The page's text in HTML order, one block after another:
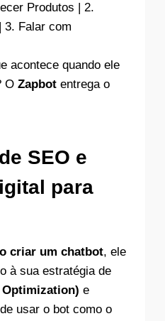
Produtos | 2.
3. Falar com
acontece quando ele
O Zapbot entrega o
SEO e
para
criar um chatbot, ele
à sua estratégia de
Optimization) e
usar o bot como o